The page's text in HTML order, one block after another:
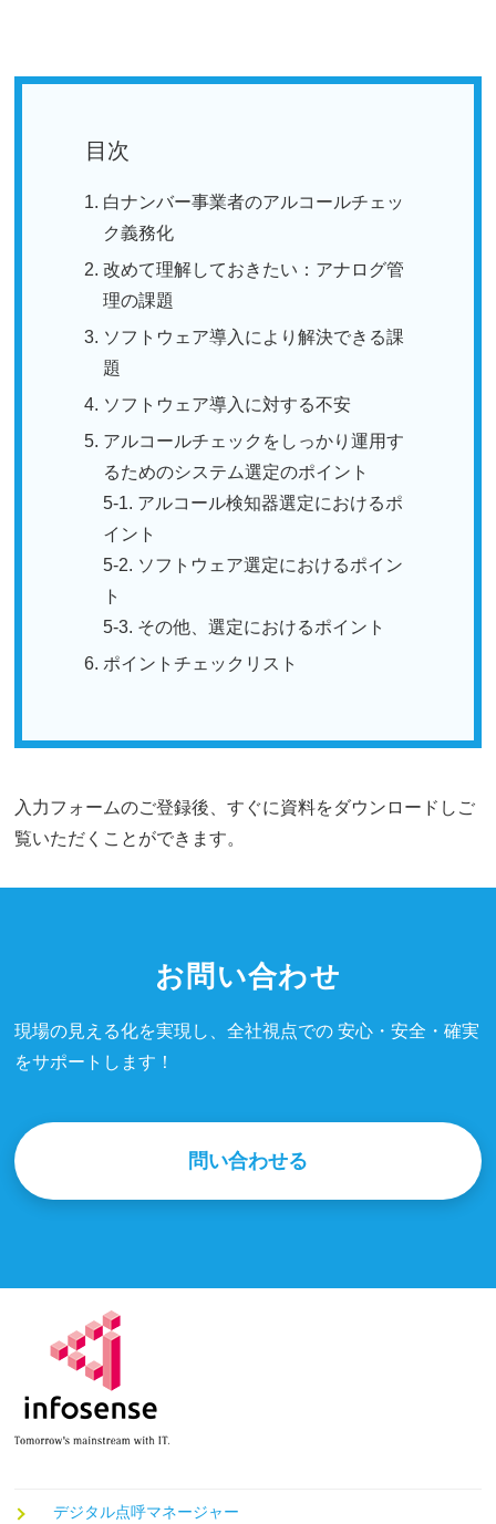
目次
白ナンバー事業者のアルコールチェッ
ク義務化
改めて理解しておきたい：アナログ管
理の課題
ソフトウェア導入により解決できる課
題
ソフトウェア導入に対する不安
アルコールチェックをしっかり運用す
るためのシステム選定のポイント
5-1. アルコール検知器選定におけるポ
イント
5-2. ソフトウェア選定におけるポイン
ト
5-3. その他、選定におけるポイント
ポイントチェックリスト
入力フォームのご登録後、すぐに資料をダウンロードしご
覧いただくことができます。
お問い合わせ
現場の見える化を実現し、全社視点での 安心・安全・確実
をサポートします！
問い合わせる
デジタル点呼マネージャー